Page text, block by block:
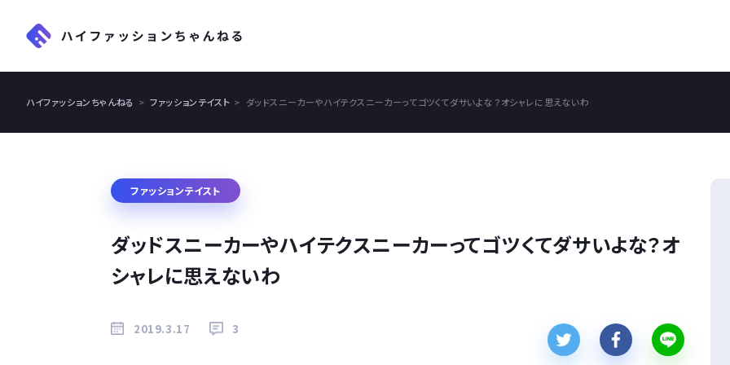
ハイファッションちゃんねる ファッションテイスト ダッドスニーカーやハイテクスニーカーってゴツくてダサいよな？オシャレに思えないわ
ファッションテイスト
ダッドスニーカーやハイテクスニーカーってゴツくてダサいよな？オ
シャレに思えないわ
2019.3.17 3